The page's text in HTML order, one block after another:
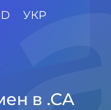
УКР
в .CA